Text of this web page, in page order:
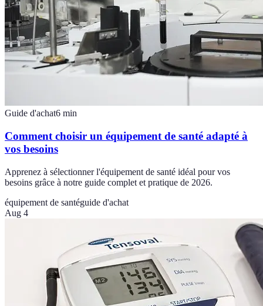
Guide d'achat6 min
Comment choisir un équipement de santé adapté à
vos besoins
Apprenez à sélectionner l'équipement de santé idéal pour vos
besoins grâce à notre guide complet et pratique de 2026.
équipement de santéguide d'achat
Aug 4